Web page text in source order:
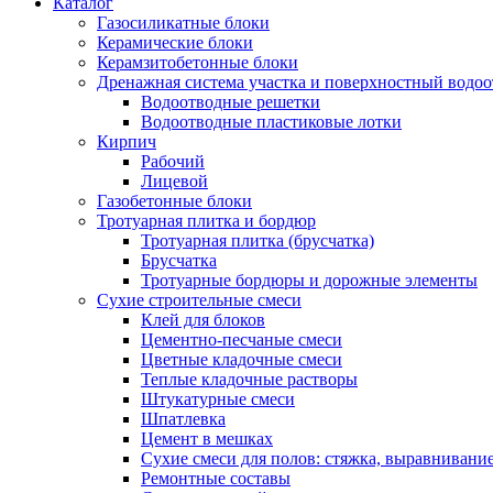
Газосиликатные блоки
Керамические блоки
Керамзитобетонные блоки
Дренажная система участка и поверхностный
Водоотводные решетки
Водоотводные пластиковые лотки
Кирпич
Рабочий
Лицевой
Газобетонные блоки
Тротуарная плитка и бордюр
Тротуарная плитка (брусчатка)
Брусчатка
Тротуарные бордюры и дорожные элементы
Сухие строительные смеси
Клей для блоков
Цементно-песчаные смеси
Цветные кладочные смеси
Теплые кладочные растворы
Штукатурные смеси
Шпатлевка
Цемент в мешках
Сухие смеси для полов: стяжка,
Ремонтные составы